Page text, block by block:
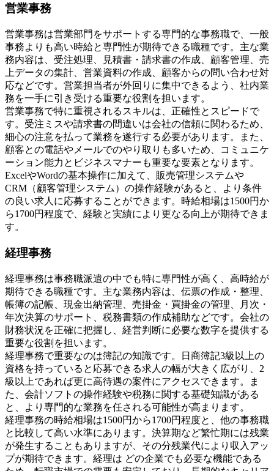
営業事務
営業事務は営業部門をサポートする専門的な事務職で、一般
事務よりも高い時給と専門性が期待できる職種です。主な業
務内容は、受注処理、見積書・請求書の作成、顧客管理、売
上データの集計、営業資料の作成、顧客からの問い合わせ対
応などです。営業担当者が外回りに集中できるよう、社内業
務を一手に引き受ける重要な役割を担います。
営業事務で特に重視されるスキルは、正確性とスピードで
す。受注ミスや請求書の間違いは会社の信頼に関わるため、
細心の注意を払って業務を遂行する必要があります。また、
顧客との電話やメールでのやり取りも多いため、コミュニケ
ーション能力とビジネスマナーも重要な要素となります。
ExcelやWordの基本操作に加えて、販売管理システムや
CRM（顧客管理システム）の操作経験があると、より条件
の良い求人に応募することができます。時給相場は1500円か
ら1700円程度で、経験と実績により更なる向上が期待できま
す。
経理事務
経理事務は事務職派遣の中でも特に専門性が高く、高時給が
期待できる職種です。主な業務内容は、伝票の作成・整理、
帳簿の記帳、現金出納管理、売掛金・買掛金の管理、月次・
年次決算のサポート、税務書類の作成補助などです。会社の
財務状況を正確に把握し、経営判断に必要な数字を提供する
重要な役割を担います。
経理事務で重要なのは簿記の知識です。日商簿記3級以上の
資格を持っていると応募できる求人の幅が大きく広がり、2
級以上であれば更に高待遇の案件にアクセスできます。ま
た、会計ソフトの操作経験や税務に関する基礎知識がある
と、より専門的な業務を任される可能性が高まります。
経理事務の時給相場は1500円から1700円程度と、他の事務職
と比較して高い水準にあります。決算期など繁忙期には残業
が発生することもありますが、その分残業代により収入アッ
プが期待できます。経理は どの企業でも必要な機能である